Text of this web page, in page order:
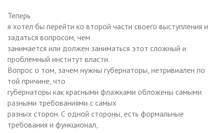
Теперь
я хотел бы перейти ко второй части своего выступления и
задаться вопросом, чем
занимается или должен заниматься этот сложный и
проблемный институт власти.
Вопрос о том, зачем нужны губернаторы, нетривиален по
той причине, что
губернаторы как красными флажками обложены самыми
разными требованиями с самых
разных сторон. С одной стороны, есть формальные
требования и функционал,